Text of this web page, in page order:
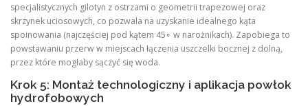
specjalistycznych gilotyn z ostrzami o geometrii trapezowej oraz
skrzynek uciosowych, co pozwala na uzyskanie idealnego kąta
spoinowania (najczęściej pod kątem 45∘ w narożnikach). Zapobiega to
powstawaniu przerw w miejscach łączenia uszczelki bocznej z dolną,
przez które mogłaby sączyć się woda.
Krok 5: Montaż technologiczny i aplikacja powłok
hydrofobowych